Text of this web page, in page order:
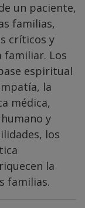
un paciente,
familias,
críticos y
familiar. Los
espiritual
la
médica,
y
los
la
familias.